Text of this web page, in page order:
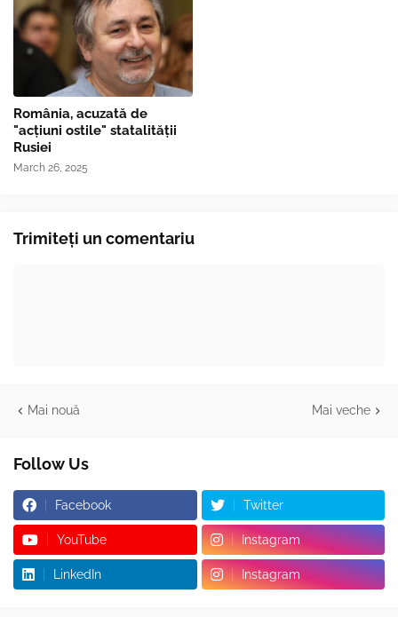
România, acuzată de
"acțiuni ostile" statalității
Rusiei
March 26, 2025
Trimiteți un comentariu
Mai nouă Mai veche
Follow Us
Facebook Twitter
YouTube Instagram
LinkedIn Instagram